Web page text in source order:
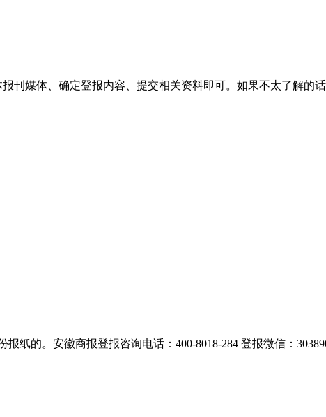
刊媒体、确定登报内容、提交相关资料即可。如果不太了解的
纸的。安徽商报登报咨询电话：400-8018-284 登报微信：